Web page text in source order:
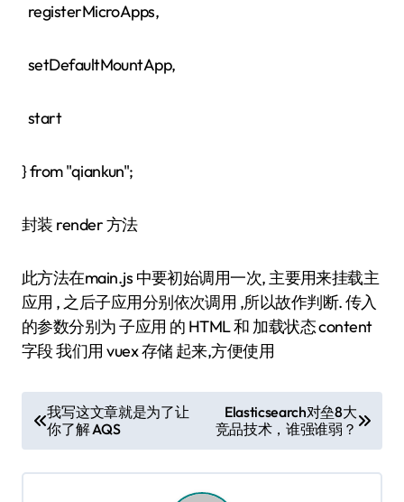
registerMicroApps,
setDefaultMountApp,
start
} from "qiankun";
封装 render 方法
此方法在main.js 中要初始调用一次, 主要用来挂载主
应用 , 之后子应用分别依次调用 ,所以故作判断. 传入
的参数分别为 子应用 的 HTML 和 加载状态 content
字段 我们用 vuex 存储 起来,方便使用
章
导
我写这文章就是为了让
你了解 AQS
Elasticsearch对垒8大
竞品技术，谁强谁弱？